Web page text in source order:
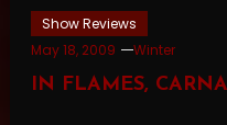
Show Reviews
May 18, 2009
Winter
IN FLAMES,